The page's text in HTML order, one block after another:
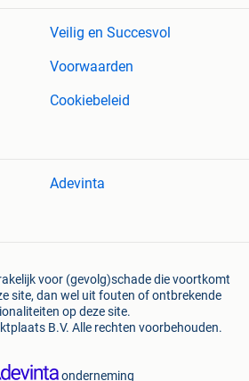
Veilig en Succesvol
Voorwaarden
Cookiebeleid
Adevinta
voor (gevolg)schade die voortkomt
site, dan wel uit fouten of ontbrekende
op deze site.
B.V. Alle rechten voorbehouden.
onderneming